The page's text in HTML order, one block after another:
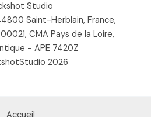
Studio
Saint-Herblain, France,
CMA Pays de la Loire,
- APE 7420Z
2026